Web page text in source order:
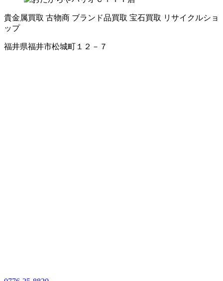
貴金属買取 古物商 ブランド品買取 宝石買取 リサイクルショ
ップ
福井県福井市松城町１２－７